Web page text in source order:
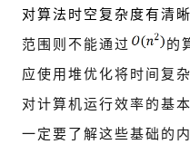
对算法时空复杂度有清
范围则不能通过
的
应使用堆优化将时间复
对计算机运行效率的基
一定要了解这些基础的